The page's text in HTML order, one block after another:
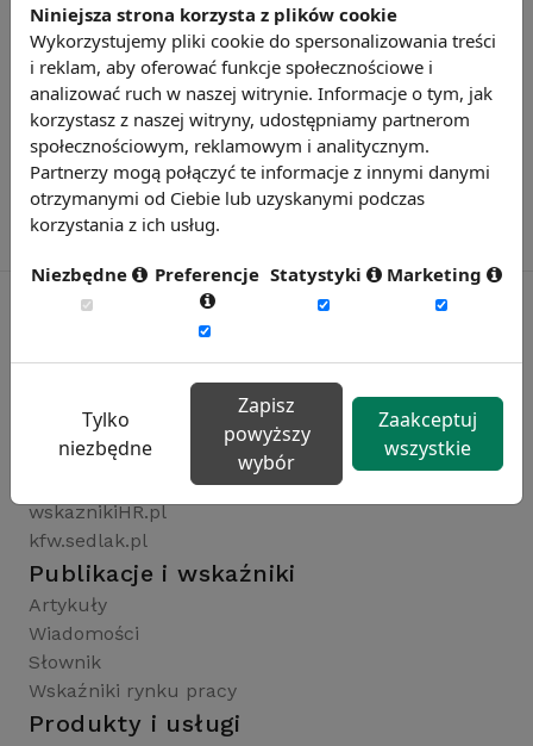
Rynekpracy.pl
wynagrodzenia.pl
raportyplacowe.pl
wskaznikiHR.pl
kfw.sedlak.pl
Publikacje i wskaźniki
Artykuły
Wiadomości
Słownik
Wskaźniki rynku pracy
Produkty i usługi
Niniejsza strona korzysta z plików cookie
Wykorzystujemy pliki cookie do spersonalizowania treści
i reklam, aby oferować funkcje społecznościowe i
analizować ruch w naszej witrynie. Informacje o tym, jak
korzystasz z naszej witryny, udostępniamy partnerom
społecznościowym, reklamowym i analitycznym.
Partnerzy mogą połączyć te informacje z innymi danymi
otrzymanymi od Ciebie lub uzyskanymi podczas
korzystania z ich usług.
Niezbędne Preferencje Statystyki Marketing
Tylko
niezbędne
Zapisz
powyższy
wybór
Zaakceptuj
wszystkie